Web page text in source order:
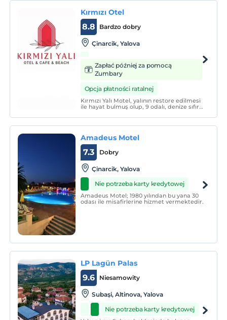
Kırmızı Otel
Bardzo dobry
8.8
Çinarcik, Yalova
Zapłać później za pomocą
Zumbary
Opcja płatności ratalnej
Kırmızı Yalı Motel, yalının restore edilmesi
ile hayat bulmuş olup, 9 odalı, denize sıfır
bulunmaktadır.
Amadeus Motel
Dobry
7.3
Çinarcik, Yalova
Nie potrzeba karty kredytowej
Amadeus Motel; 1980 yılından bu yana 30
odası ile misafirlerine hizmet vermektedir.
LP Lagün Palas
Niesamowity
9.6
Subaşi, Altinova, Yalova
Nie potrzeba karty kredytowej